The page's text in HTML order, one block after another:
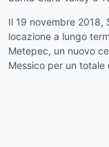
Il 19 novembre 2018,
locazione a lungo
Metepec, un nuovo
Messico per un totale